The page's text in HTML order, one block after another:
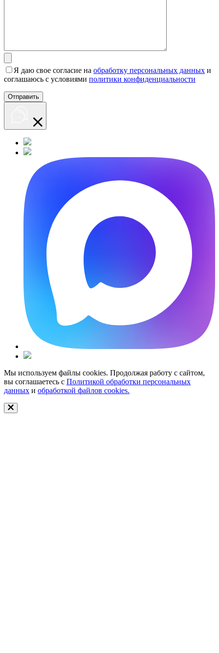
Я даю свое согласие на обработку персональных данных и
соглашаюсь с условиями политики конфиденциальности
Мы используем файлы cookies. Продолжая работу с сайтом,
вы соглашаетесь с Политикой обработки персональных
данных и обработкой файлов cookies.